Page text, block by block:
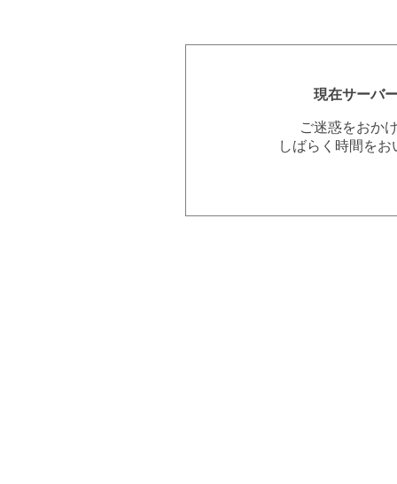
現在サーバ
ご迷惑をおか
しばらく時間を